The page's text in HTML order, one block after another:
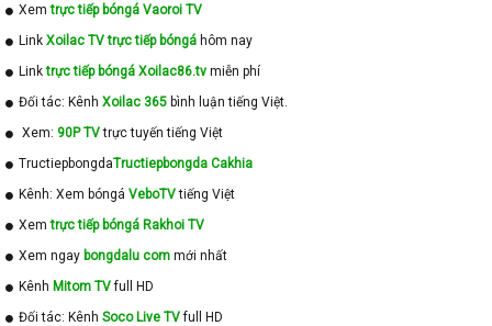
Xemtrực tiếp bóngá Vaoroi TV
Link Xoilac TV trực tiếp bóngá hôm nay
Linktrực tiếp bóngá Xoilac86.tv miễn phí
Đối tác: Kênh Xoilac 365 bình luận tiếng Việt.
Xem: 90P TVtrực tuyến tiếng Việt
TructiepbongdaTructiepbongda Cakhia
Kênh: Xem bóngá VeboTVtiếng Việt
Xemtrực tiếp bóngá Rakhoi TV
Xem ngay bongdalu com mới nhất
Kênh Mitom TVfull HD
Đối tác: Kênh Soco Live TVfull HD